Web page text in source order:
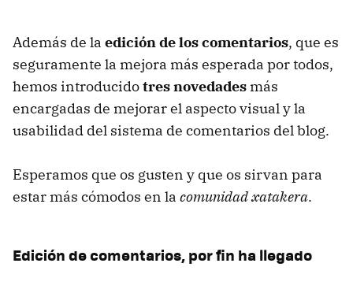
Además de la edición de los comentarios, que es
seguramente la mejora más esperada por todos,
hemos introducidotres novedades más
encargadas de mejorar el aspecto visual y la
usabilidad del sistema de comentarios del blog.
Esperamos que os gusten y que os sirvan para
estar más cómodos en la comunidad xatakera.
Edición de comentarios, por fin ha llegado